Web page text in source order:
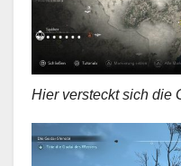
Hier versteckt sich die